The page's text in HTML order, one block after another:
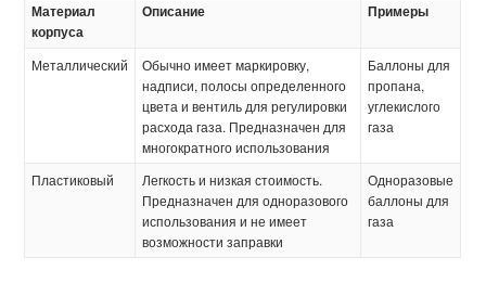
Материал
корпуса
Описание Примеры
Металлический
Обычно имеет маркировку,
надписи, полосы определенного
цвета и вентиль для регулировки
расхода газа. Предназначен для
многократного использования
Баллоны для
пропана,
углекислого
газа
Пластиковый
Легкость и низкая стоимость.
Предназначен для одноразового
использования и не имеет
возможности заправки
Одноразовые
баллоны для
газа